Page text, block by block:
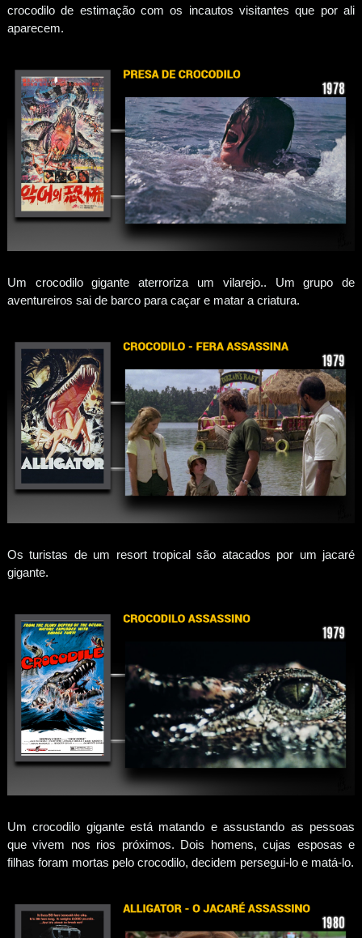
crocodilo de estimação com os incautos visitantes que por ali
aparecem.
Um crocodilo gigante aterroriza um vilarejo.. Um grupo de
aventureiros sai de barco para caçar e matar a criatura.
Os turistas de um resort tropical são atacados por um jacaré
gigante.
Um crocodilo gigante está matando e assustando as pessoas
que vivem nos rios próximos. Dois homens, cujas esposas e
filhas foram mortas pelo crocodilo, decidem persegui-lo e matá-lo.